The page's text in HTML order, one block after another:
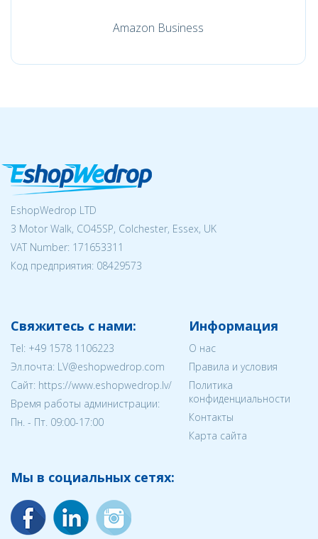
Amazon Business
EshopWedrop LTD
3 Motor Walk, CO45SP, Colchester, Essex, UK
VAT Number: 171653311
Код предприятия: 08429573
Свяжитесь с нами:
Tel: +49 1578 1106223
Эл.почта: LV@eshopwedrop.com
Cайт: https://www.eshopwedrop.lv/
Время работы администрации:
Пн. - Пт. 09:00-17:00
Информация
О нас
Правила и условия
Политика
конфиденциальности
Контакты
Карта сайта
Мы в социальных сетях: